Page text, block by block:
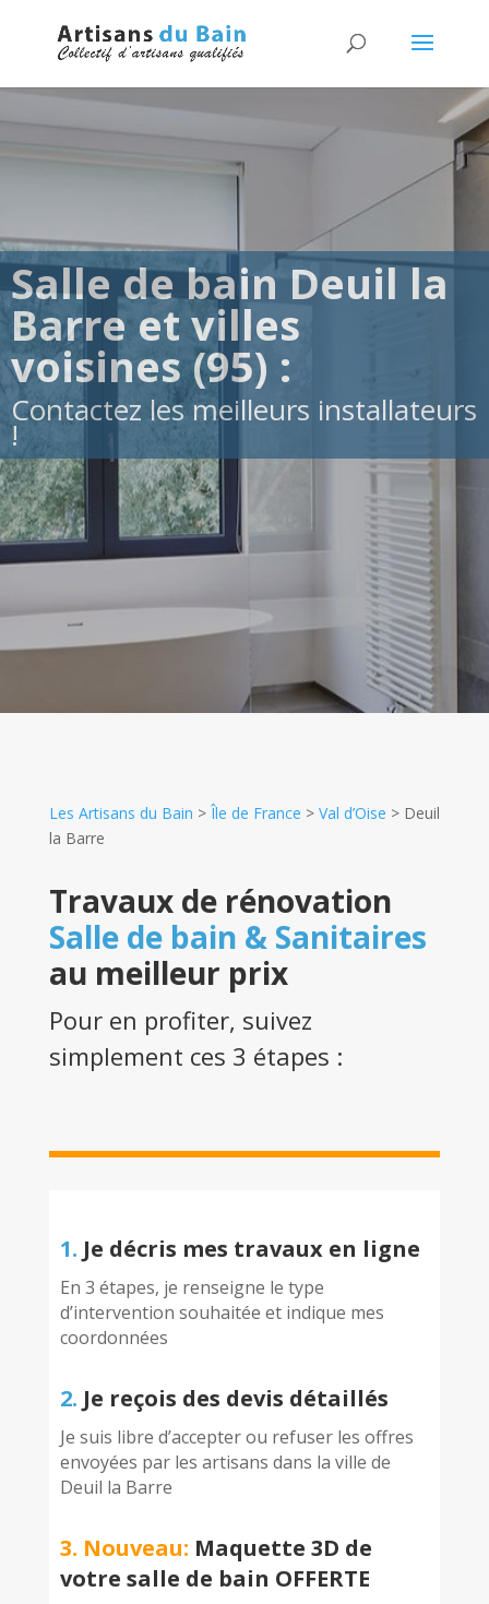
Salle de bain Deuil la
Barre et villes
voisines (95) :
Contactez les meilleurs installateurs
!
Les Artisans du Bain > Île de France > Val d’Oise > Deuil
la Barre
Travaux de rénovation
Salle de bain & Sanitaires
au meilleur prix
Pour en profiter, suivez
simplement ces 3 étapes :
1. Je décris mes travaux en ligne
En 3 étapes, je renseigne le type
d’intervention souhaitée et indique mes
coordonnées
2. Je reçois des devis détaillés
Je suis libre d’accepter ou refuser les offres
envoyées par les artisans dans la ville de
Deuil la Barre
3. Nouveau: Maquette 3D de
votre salle de bain OFFERTE